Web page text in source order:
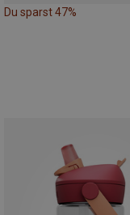
Du sparst 47%